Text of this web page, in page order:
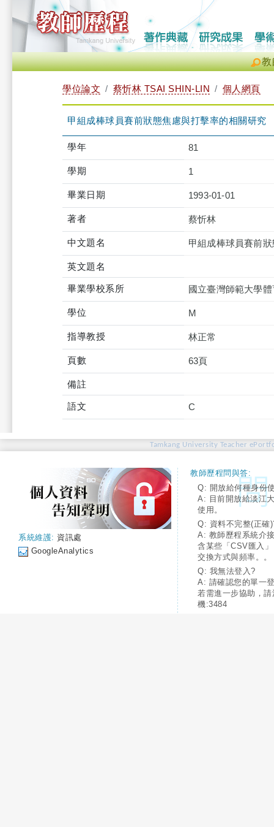
教
學位論文 蔡忻林 TSAI SHIN-LIN 個人網頁
甲組成棒球員賽前狀態焦慮與打擊率的相關研究
學年 81
學期 1
畢業日期 1993-01-01
著者 蔡忻林
中文題名 甲組成棒球員賽前
英文題名
畢業學校系所 國立臺灣師範大學
學位 M
指導教授 林正常
頁數 63頁
備註
語文 C
Tamkang University Teacher
系統維護: 資訊處
GoogleAnalytics
教師歷程問與答:
Q: 開放給何種身份
A: 目前開放給淡江
使用。
Q: 資料不完整(正確
A: 教師歷程系統介
含某些「CSV匯入
交換方式與頻率。。
Q: 我無法登入?
A: 請確認您的單一
若需進一步協助，
機:3484